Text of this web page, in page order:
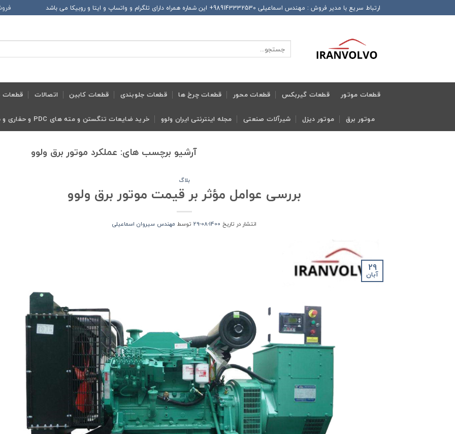
to
ارتباط سریع با مدیر فروش : مهندس اسماعیلی 989143332530+ این شماره همراه دارای تلگرام و واتساپ و ایتا و روبیکا می باشد
جستجو
برای:
قطعات موتور قطعات گیربکس قطعات محور قطعات چرخ ها قطعات جلوبندی قطعات کابین اتصالات قطعات
موتور برق موتور دیزل شیرآلات صنعتی مجله اینترنتی ایران ولوو خرید ضایعات تنگستن و مته های PDC و حفاری و معدنی و ابزار تراش
آرشیو برچسب های: عملکرد موتور برق ولوو
بلاگ
بررسی عوامل مؤثر بر قیمت موتور برق ولوو
انتشار در تاریخ 1400-08-29 توسط مهندس سیروان اسماعیلی
29
آبان